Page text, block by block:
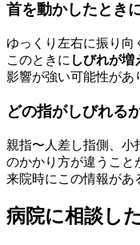
首を動かしたとき
ゆっくり左右に振り向
このときに しびれが増
影響が強い可能性があ
どの指がしびれる
親指〜人差し指側、小
のかかり方が違うこと
来院時にこの情報があ
病院に相談し